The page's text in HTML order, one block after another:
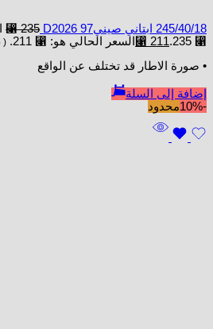
245/40/18 ابتاني صينيD2026 97 ⃁235
⃁ 235.
⃁ 211 السعر الحالي هو: ⃁ 211. (
• صورة الاطار قد تختلف عن الواقع
إضافة إلى السلة
-10%
محدود